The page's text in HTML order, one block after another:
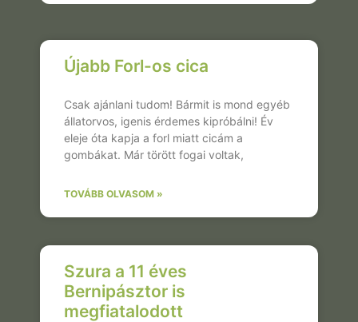
Újabb Forl-os cica
Csak ajánlani tudom! Bármit is mond egyéb
állatorvos, igenis érdemes kipróbálni! Év
eleje óta kapja a forl miatt cicám a
gombákat. Már törött fogai voltak,
TOVÁBB OLVASOM »
Szura a 11 éves
Bernipásztor is
megfiatalodott